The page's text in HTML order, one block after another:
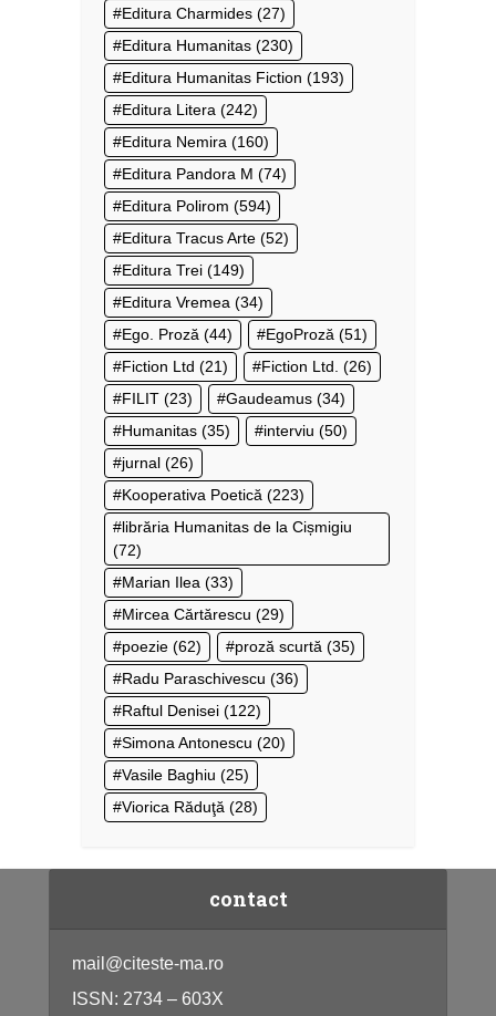
Editura Charmides (27)
Editura Humanitas (230)
Editura Humanitas Fiction (193)
Editura Litera (242)
Editura Nemira (160)
Editura Pandora M (74)
Editura Polirom (594)
Editura Tracus Arte (52)
Editura Trei (149)
Editura Vremea (34)
Ego. Proză (44) EgoProză (51)
Fiction Ltd (21) Fiction Ltd. (26)
FILIT (23) Gaudeamus (34)
Humanitas (35) interviu (50)
jurnal (26)
Kooperativa Poetică (223)
librăria Humanitas de la Cișmigiu
(72)
Marian Ilea (33)
Mircea Cărtărescu (29)
poezie (62) proză scurtă (35)
Radu Paraschivescu (36)
Raftul Denisei (122)
Simona Antonescu (20)
Vasile Baghiu (25)
Viorica Răduţă (28)
contact
mail@citeste-ma.ro
ISSN: 2734 – 603X